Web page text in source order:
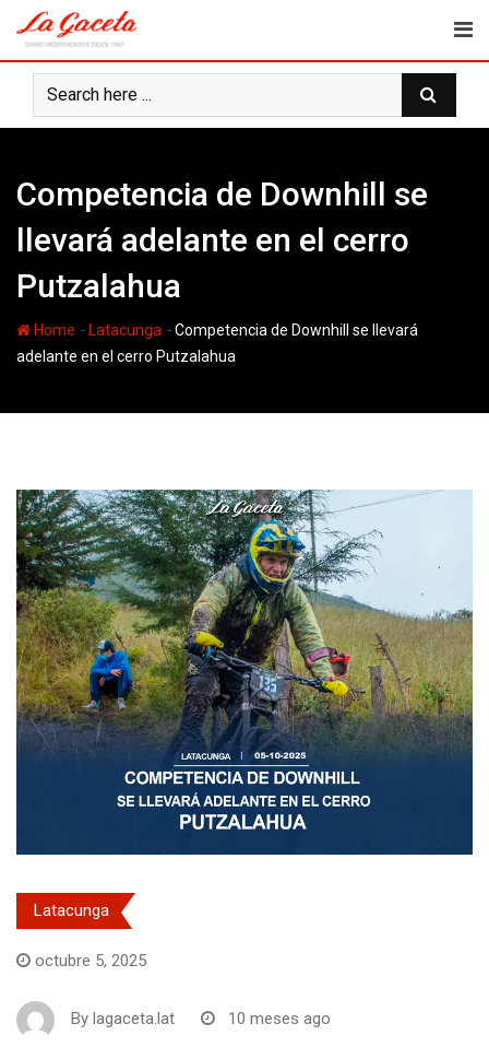
content
Competencia de Downhill se
llevará adelante en el cerro
Putzalahua
Home - Latacunga -Competencia de Downhill se llevará
adelante en el cerro Putzalahua
Latacunga
octubre 5, 2025
By lagaceta.lat 10 meses ago